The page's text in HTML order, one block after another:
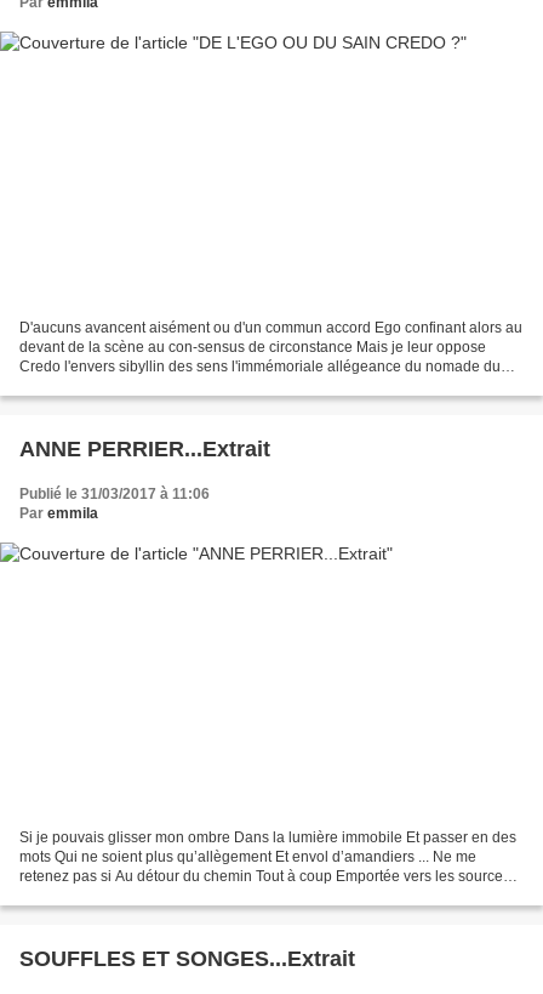
D'aucuns avancent aisément ou d'un commun accord Ego confinant alors au
devant de la scène au con-sensus de circonstance Mais je leur oppose
Credo l'envers sibyllin des sens l'immémoriale allégeance du nomade du
ANNE PERRIER...Extrait
Publié le 31/03/2017 à 11:06
Par emmila
Si je pouvais glisser mon ombre Dans la lumière immobile Et passer en des
mots Qui ne soient plus qu’allègement Et envol d’amandiers ... Ne me
retenez pas si Au détour du chemin Tout à coup Emportée vers les sources
SOUFFLES ET SONGES...Extrait